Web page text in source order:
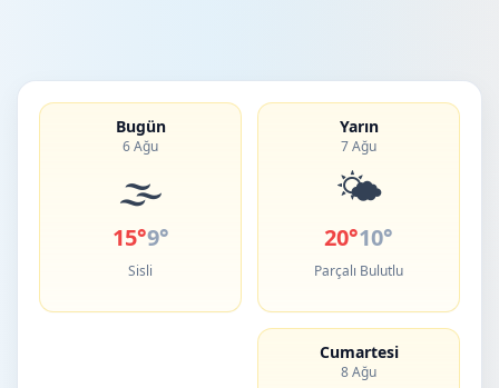
Bugün
6 Ağu
🌫️
15°9°
Sisli
Yarın
7 Ağu
🌤️
20°10°
Parçalı Bulutlu
Cumartesi
8 Ağu